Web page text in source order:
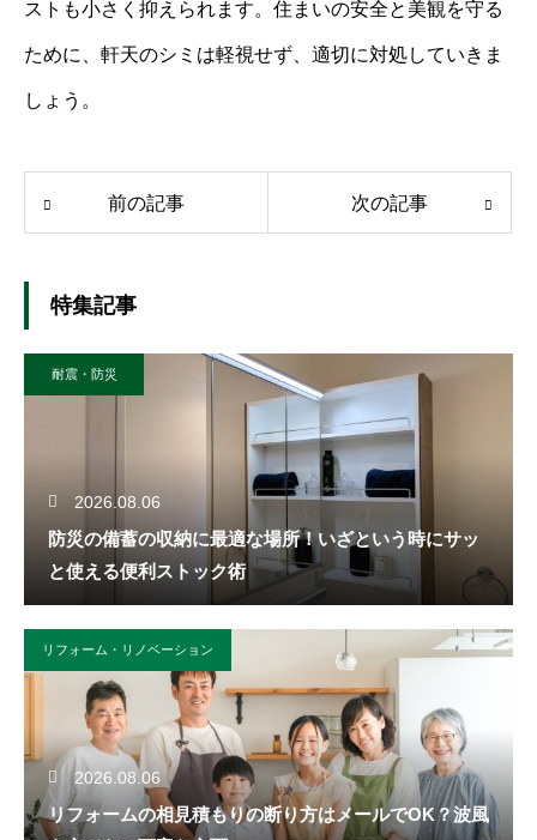
ストも小さく抑えられます。住まいの安全と美観を守る
ために、軒天のシミは軽視せず、適切に対処していきま
しょう。
前の記事 次の記事
特集記事
耐震・防災
2026.08.06
防災の備蓄の収納に最適な場所！いざという時にサッ
と使える便利ストック術
リフォーム・リノベーション
2026.08.06
リフォームの相見積もりの断り方はメールでOK？波風